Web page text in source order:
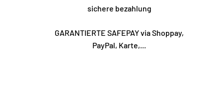
sichere bezahlung
GARANTIERTE SAFEPAY via Shoppay,
PayPal, Karte,...